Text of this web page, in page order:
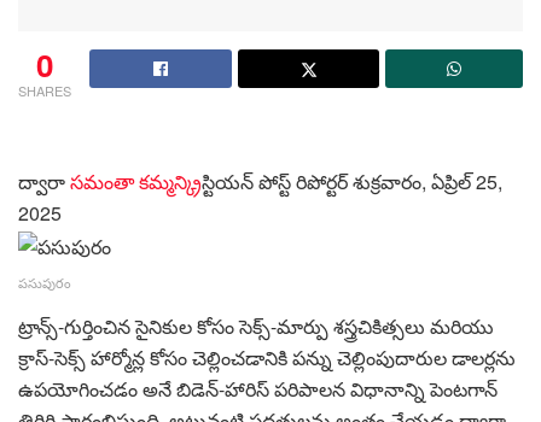
0
SHARES
ద్వారాసమంతా కమ్మన్క్రిస్టియన్ పోస్ట్ రిపోర్టర్శుక్రవారం, ఏప్రిల్ 25,
2025
పసుపురం
ట్రాన్స్-గుర్తించిన సైనికుల కోసం సెక్స్-మార్పు శస్త్రచికిత్సలు మరియు
క్రాస్-సెక్స్ హార్మోన్ల కోసం చెల్లించడానికి పన్ను చెల్లింపుదారుల డాలర్లను
ఉపయోగించడం అనే బిడెన్-హారిస్ పరిపాలన విధానాన్ని పెంటగాన్